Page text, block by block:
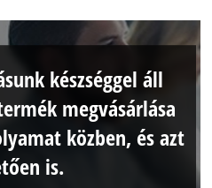
készséggel áll
megvásárlása
közben, és azt
is.